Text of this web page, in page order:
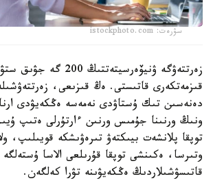
سۋرەت: istockphoto.com
زەرتتەۋگە ۋنيۆەرسيتەتتىڭ
قىزمەتكەرى قاتىستى. ەڭ قىزىعى،
دەنەسىن تىك ۇستاۋدى نەمەسە ەڭكەيۋدى
ونىڭ ورنىنا جۇمىس ورنىن ءارتۇرلى ەتىپ
توپقا پلانشەت بيىكتەۋ تىرەۋىشكە قويىلىپ،
وتىرسا، ەكىنشى توپقا قۇرىلعى الاسا ۇستەلگە
قاتىسۋشىلاردىڭ ەڭكەيۋىنە تۋرا كەلگەن.